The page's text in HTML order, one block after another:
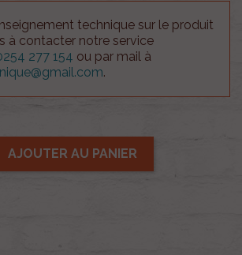
technique sur le produit
à contacter notre service
277 154 ou par mail à
.
AJOUTER AU PANIER